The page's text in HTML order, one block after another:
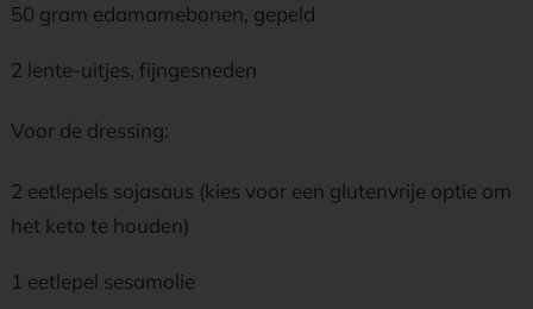
50 gram edamamebonen, gepeld
2 lente-uitjes, fijngesneden
Voor de dressing:
2 eetlepels sojasaus (kies voor een glutenvrije optie om
het keto te houden)
1 eetlepel sesamolie